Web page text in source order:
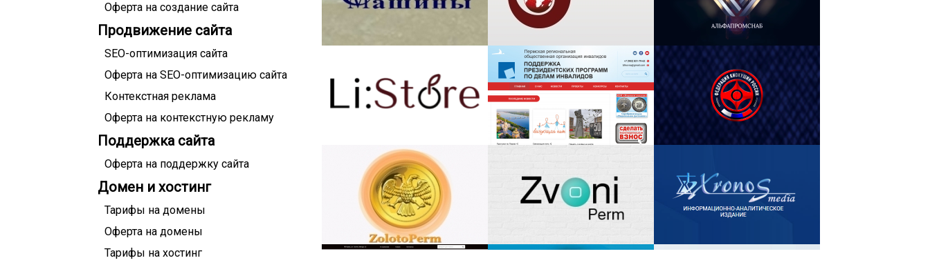
Оферта на создание сайта
Продвижение сайта
SEO-оптимизация сайта
Оферта на SEO-оптимизацию сайта
Контекстная реклама
Оферта на контекстную рекламу
Поддержка сайта
Оферта на поддержку сайта
Домен и хостинг
Тарифы на домены
Оферта на домены
Тарифы на хостинг